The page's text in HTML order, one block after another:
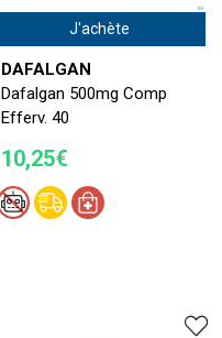
J'achète
DAFALGAN
Dafalgan 500mg Comp
Efferv. 40
10,25€